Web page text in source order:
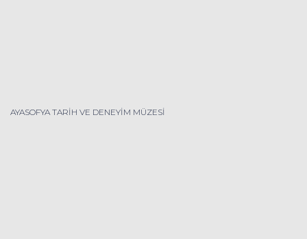
AYASOFYA TARİH VE DENEYİM MÜZESİ